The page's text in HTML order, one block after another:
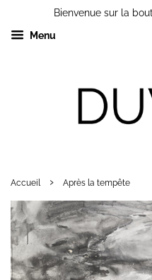
Bienvenue sur la
Menu
Accueil › Après la tempête